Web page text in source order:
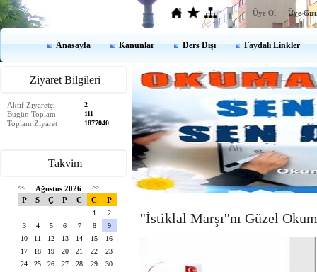
Üye Ol Üye
Anasayfa Kanunlar Ders Dışı Faydalı Linkler
Ziyaret Bilgileri
Aktif Ziyaretçi 2
Bugün Toplam 111
Toplam Ziyaret 1877040
Takvim
<< Ağustos 2026 >>
P S Ç P C C P
1
2
3
4 5 6 7 8
9
10
11 12 13 14 15
16
17
18 19 20 21 22
23
24
25 26 27 28 29
30
''İstiklal Marşı''nı Güzel